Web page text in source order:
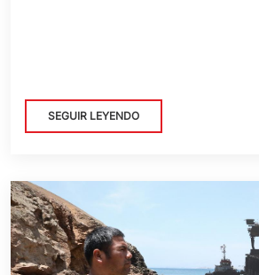
SEGUIR LEYENDO